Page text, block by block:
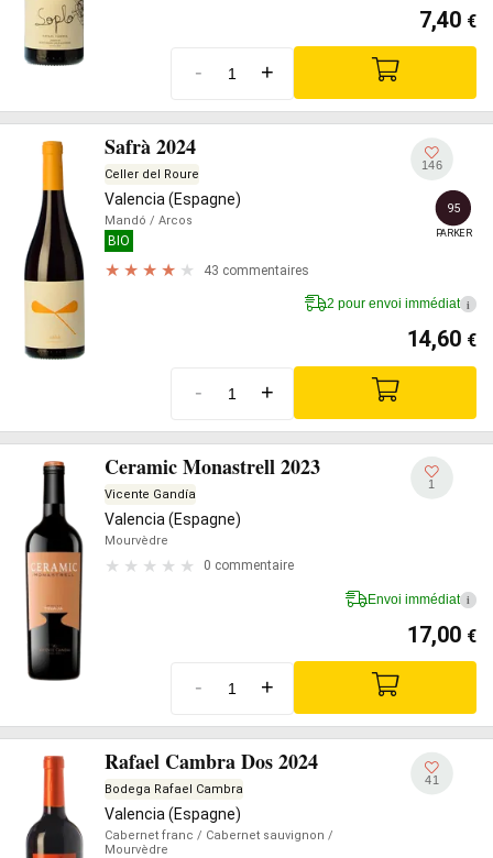
7,40 €
- +
Safrà 2024
Celler del Roure
Valencia (Espagne)
Mandó / Arcos
BIO
43 commentaires
146
95
PARKER
2 pour envoi immédiat i
14,60 €
- +
Ceramic Monastrell 2023
Vicente Gandía
Valencia (Espagne)
Mourvèdre
0 commentaire
1
Envoi immédiat i
17,00 €
- +
Rafael Cambra Dos 2024
Bodega Rafael Cambra
Valencia (Espagne)
Cabernet franc / Cabernet sauvignon /
Mourvèdre
41